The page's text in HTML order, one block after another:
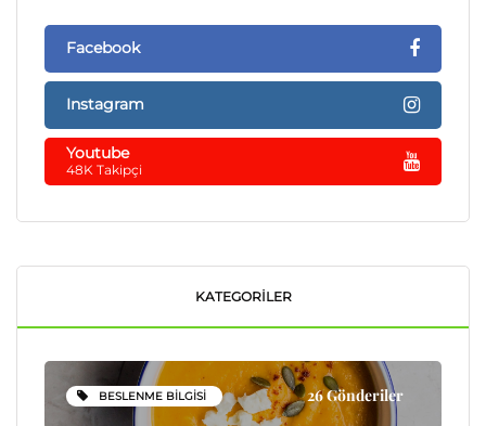
Facebook
Instagram
Youtube
48K Takipçi
KATEGORILER
BESLENME BILGISI 26 Gönderiler